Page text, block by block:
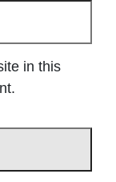
in this